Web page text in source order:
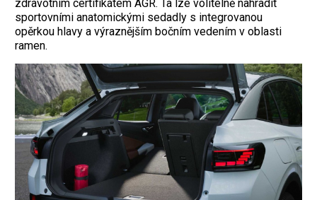
zdravotním certifikátem AGR. Ta lze volitelně nahradit
sportovními anatomickými sedadly s integrovanou
opěrkou hlavy a výraznějším bočním vedením v oblasti
ramen.